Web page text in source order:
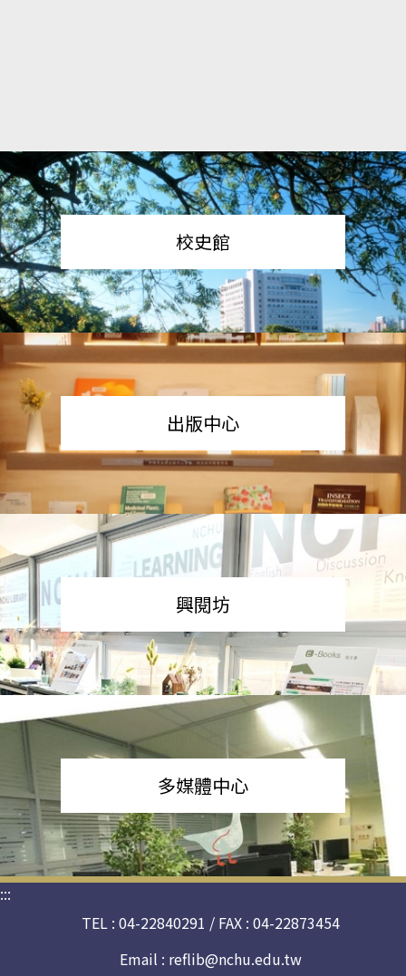
校史館
出版中心
興閱坊
多媒體中心
:::
TEL : 04-22840291 / FAX : 04-22873454
Email : reflib@nchu.edu.tw